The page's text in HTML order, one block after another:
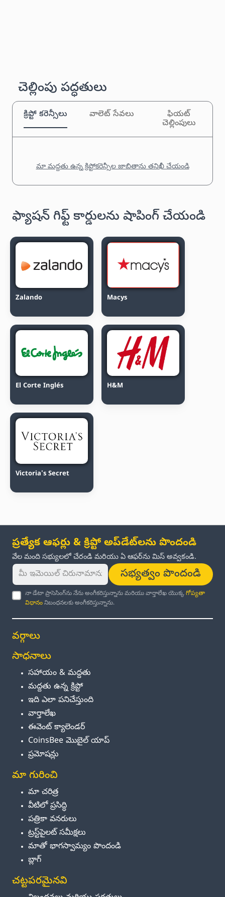
చెల్లింపు పద్ధతులు
క్రిప్టో కరెన్సీలు వాలెట్ సేవలు
ఫియట్
చెల్లింపులు
మా మద్దతు ఉన్న క్రిప్టోకరెన్సీల జాబితాను తనిఖీ చేయండి
ఫ్యాషన్ గిఫ్ట్ కార్డులను షాపింగ్ చేయండి
Zalando Macys
El Corte Inglés H&M
Victoria's Secret
ప్రత్యేక ఆఫర్లు & క్రిప్టో అప్‌డేట్‌లను పొందండి
వేల మంది సభ్యులలో చేరండి మరియు ఏ ఆఫర్‌ను మిస్ అవ్వకండి.
సభ్యత్వం పొందండి
నా డేటా ప్రాసెసింగ్‌ను నేను అంగీకరిస్తున్నాను మరియు వార్తాలేఖ యొక్కగోప్యతా
విధానంనిబంధనలకు అంగీకరిస్తున్నాను.
వర్గాలు
సాధనాలు
సహాయం & మద్దతు
మద్దతు ఉన్న క్రిప్టో
ఇది ఎలా పనిచేస్తుంది
వార్తాలేఖ
ఈవెంట్ క్యాలెండర్
CoinsBee మొబైల్ యాప్
ప్రమోషన్లు
మా గురించి
మా చరిత్ర
వీటిలో ప్రసిద్ధి
పత్రికా వనరులు
ట్రస్ట్‌పైలట్ సమీక్షలు
మాతో భాగస్వామ్యం పొందండి
బ్లాగ్
చట్టపరమైనవి